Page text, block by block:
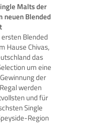
Malts der
neuen Blended
Blended
Hause Chivas,
das
um eine
der
werden
und für
Single
Region